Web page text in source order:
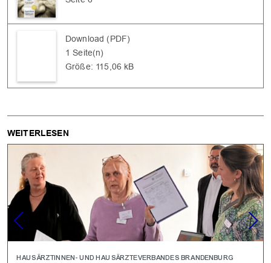
Download (PDF)
1 Seite(n)
Größe: 115,06 kB
WEITERLESEN
HAUSÄRZTINNEN- UND HAUSÄRZTEVERBANDES BRANDENBURG